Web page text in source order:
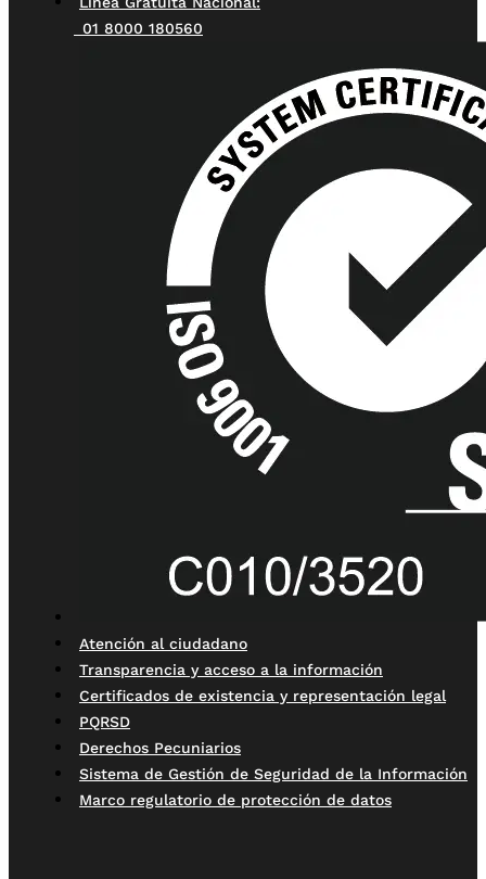
01 8000 180560
Atención al ciudadano
Transparencia y acceso a la información
Certificados de existencia y representación legal
PQRSD
Derechos Pecuniarios
Sistema de Gestión de Seguridad de la Información
Marco regulatorio de protección de datos